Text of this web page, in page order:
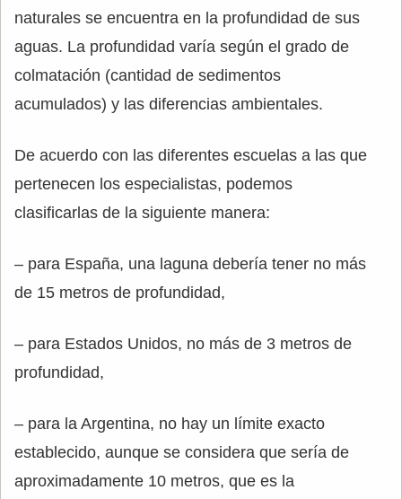
naturales se encuentra en la profundidad de sus
aguas. La profundidad varía según el grado de
colmatación (cantidad de sedimentos
acumulados) y las diferencias ambientales.
De acuerdo con las diferentes escuelas a las que
pertenecen los especialistas, podemos
clasificarlas de la siguiente manera:
– para España, una laguna debería tener no más
de 15 metros de profundidad,
– para Estados Unidos, no más de 3 metros de
profundidad,
– para la Argentina, no hay un límite exacto
establecido, aunque se considera que sería de
aproximadamente 10 metros, que es la